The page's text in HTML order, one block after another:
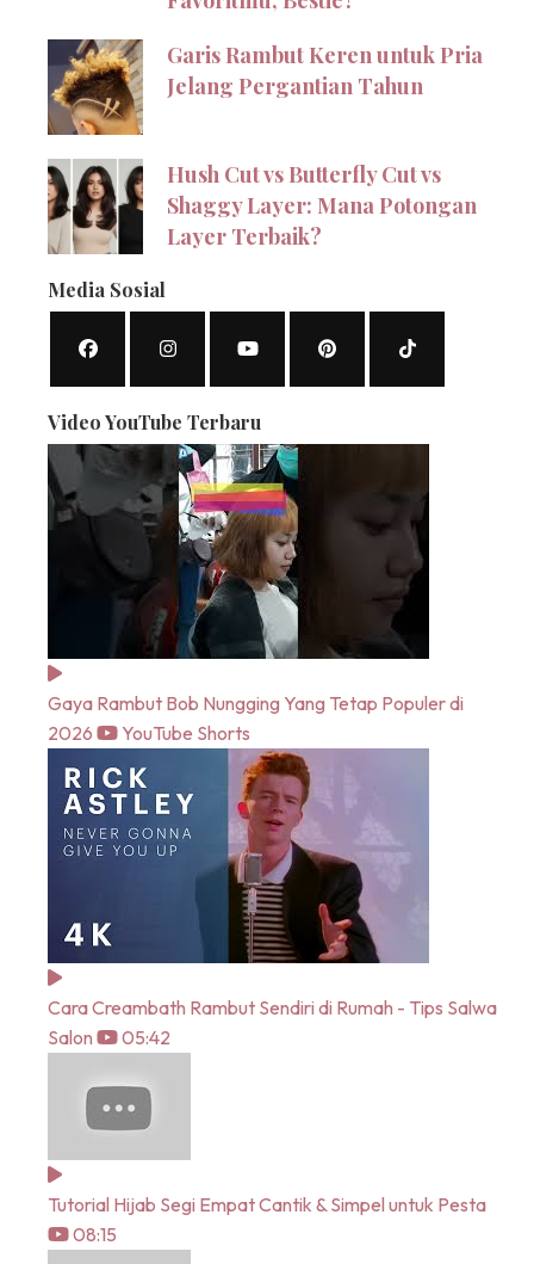
Garis Rambut Keren untuk Pria
Jelang Pergantian Tahun
Hush Cut vs Butterfly Cut vs
Shaggy Layer: Mana Potongan
Layer Terbaik?
Media Sosial
Video YouTube Terbaru
Gaya Rambut Bob Nungging Yang Tetap Populer di
2026
YouTube Shorts
Cara Creambath Rambut Sendiri di Rumah - Tips Salwa
Salon
05:42
Tutorial Hijab Segi Empat Cantik & Simpel untuk Pesta
08:15